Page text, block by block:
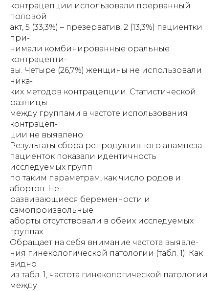
контрацепции использовали прерванный
половой
акт, 5 (33,3%) – презерватив, 2 (13,3%) пациентки
при-
нимали комбинированные оральные
контрацепти-
вы. Четыре (26,7%) женщины не использовали
ника-
ких методов контрацепции. Статистической
разницы
между группами в частоте использования
контрацеп-
ции не выявлено.
Результаты сбора репродуктивного анамнеза
пациенток показали идентичность
исследуемых групп
по таким параметрам, как число родов и
абортов. Не-
развивающиеся беременности и
самопроизвольные
аборты отсутствовали в обеих исследуемых
группах.
Обращает на себя внимание частота выявле-
ния гинекологической патологии (табл. 1). Как
видно
из табл. 1, частота гинекологической патологии
между